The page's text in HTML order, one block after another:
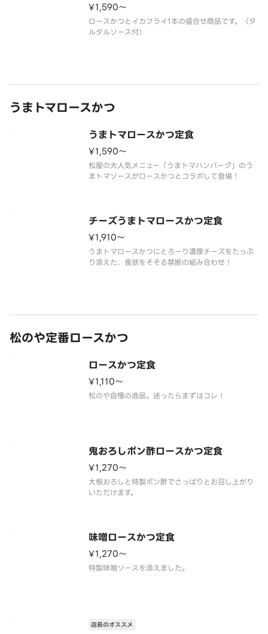
¥1,590〜
ロースかつとイカフライ1本の盛合せ商品です。（タ
うまトマロースかつ
うまトマロースかつ定食
¥1,590〜
松屋の大人気メニュー「うまトマハンバーグ」のう
チーズうまトマロースかつ定食
¥1,910〜
うまトマロースかつにとろーり濃厚チーズをたっぷ
松のや定番ロースかつ
ロースかつ定食
¥1,110〜
松のや自慢の逸品。迷ったらまずはコレ！
鬼おろしポン酢ロースかつ定食
¥1,270〜
大根おろしと特製ポン酢でさっぱりとお召し上がり
いただけます。
味噌ロースかつ定食
¥1,270〜
特製味噌ソースを添えました。
店長のオススメ